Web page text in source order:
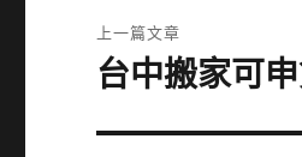
章
上一篇文章
上
篇
台中搬家可